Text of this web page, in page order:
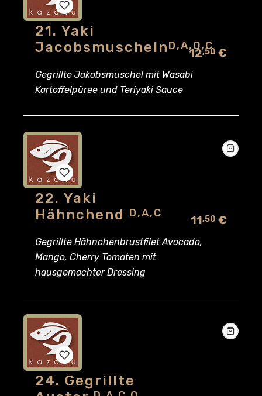
Add
wishlist
21. Yaki
JacobsmuschelnD,A,O,C
Gegrillte Jakobsmuschel mit Wasabi
Kartoffelpüree und Teriyaki Sauce
12,50 €
Add
wishlist
22. Yaki
Hähnchend D,A,C
Gegrillte Hähnchenbrustfilet Avocado,
Mango, Cherry Tomaten mit
hausgemachter Dressing
11,50 €
Add
24. Gegrillte